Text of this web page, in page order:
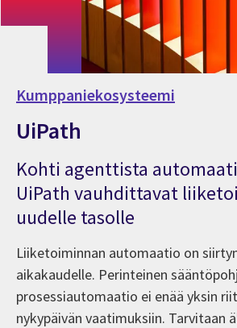
Kumppaniekosysteemi
UiPath
Kohti agenttista
UiPath vauhdittavat
uudelle tasolle
Liiketoiminnan automaatio on
aikakaudelle. Perinteinen
prosessiautomaatio ei enää yksin
nykypäivän vaatimuksiin. Tarvitaan